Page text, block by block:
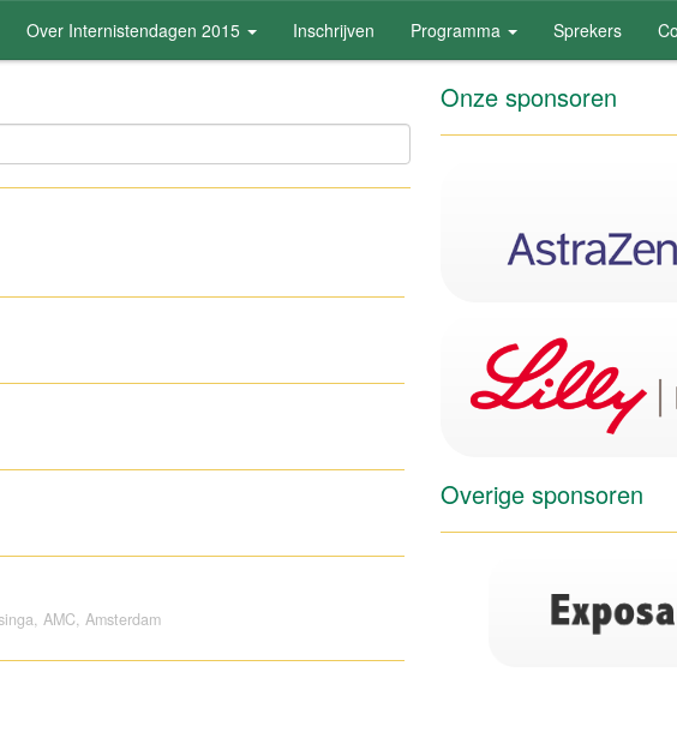
Over Internistendagen 2015 Inschrijven Programma Sprekers
AMC, Amsterdam
Onze sponsoren
Overige sponsoren